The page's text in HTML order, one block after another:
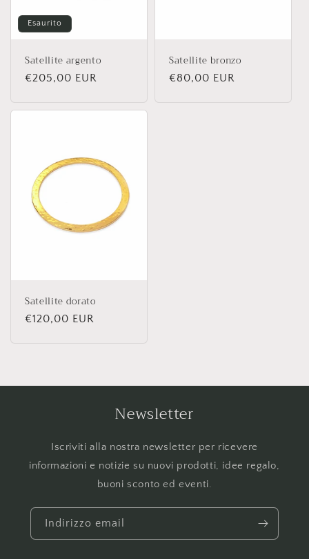
Esaurito
Satellite argento
Prezzo
listino
€205,00 EUR
Satellite bronzo
Prezzo
€80,00 EUR
Satellite dorato
Prezzo
€120,00 EUR
Newsletter
Iscriviti alla nostra newsletter per ricevere
informazioni e notizie su nuovi prodotti, idee regalo,
buoni sconto ed eventi.
Indirizzo email